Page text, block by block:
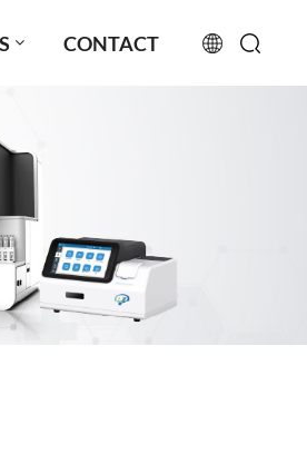
CONTACT
русский
español